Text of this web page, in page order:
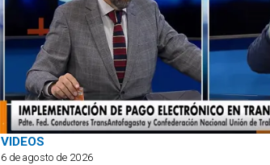
VIDEOS
6 de agosto de 2026